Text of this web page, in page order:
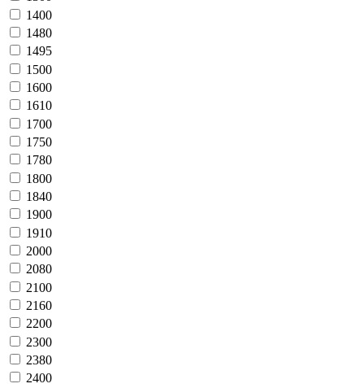
1400
1480
1495
1500
1600
1610
1700
1750
1780
1800
1840
1900
1910
2000
2080
2100
2160
2200
2300
2380
2400